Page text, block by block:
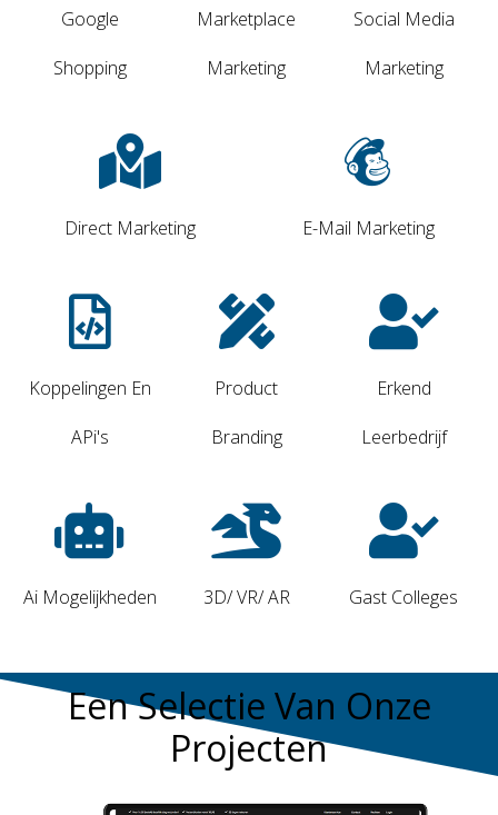
Google
Shopping
Marketplace
Marketing
Social Media
Marketing
Direct Marketing E-Mail Marketing
Koppelingen En
APi's
Product
Branding
Erkend
Leerbedrijf
Ai Mogelijkheden 3D/ VR/ AR Gast Colleges
Een Selectie Van Onze
Projecten